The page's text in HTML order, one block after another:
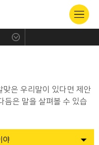
맞은 우리말이 있다면 제안
듬은 말을 살펴볼 수 있습
야